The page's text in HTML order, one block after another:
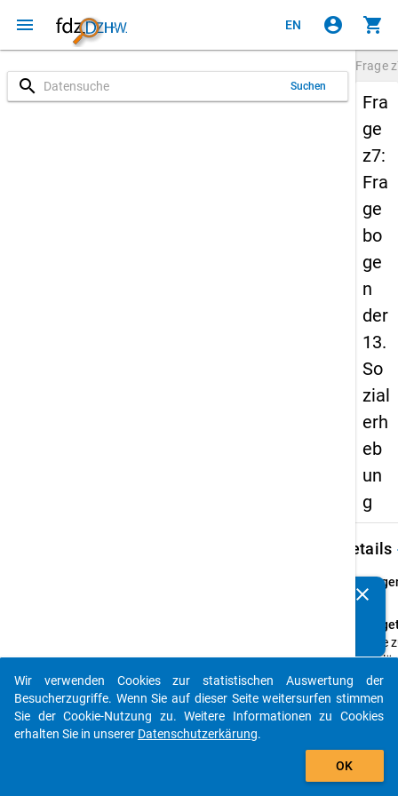
menu EN account_circle shopping_cart
search Suchen
Frage
Fra
ge
z7:
Fra
ge
bo
ge
n
der
13.
So
zial
erh
eb
un
g
Details
z7
Bitte
aus
clear
auto_stories
add_shopping_cart
Wir verwenden Cookies zur statistischen Auswertung der
Besucherzugriffe. Wenn Sie auf dieser Seite weitersurfen stimmen
Sie der Cookie-Nutzung zu. Weitere Informationen zu Cookies
erhalten Sie in unserer Datenschutzerkärung.
OK